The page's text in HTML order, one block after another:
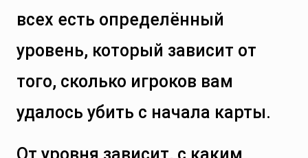
всех есть определённый
уровень, который зависит от
того, сколько игроков вам
удалось убить с начала карты.